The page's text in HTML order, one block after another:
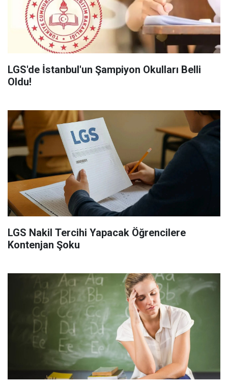
LGS'de İstanbul'un Şampiyon Okulları Belli
Oldu!
LGS Nakil Tercihi Yapacak Öğrencilere
Kontenjan Şoku